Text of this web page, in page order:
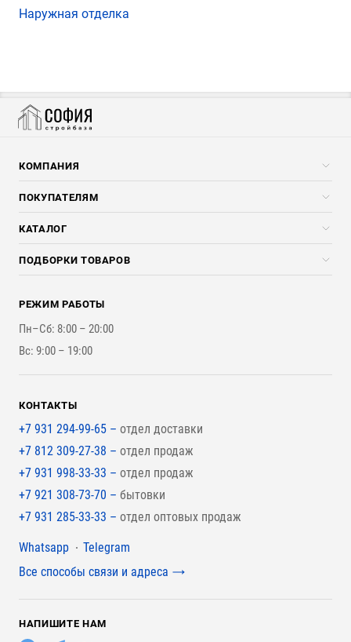
Наружная отделка
КОМПАНИЯ
Компания
Услуги
ПОКУПАТЕЛЯМ
Скидки стройкомпаниям
Доставка и разгрузка
Оплата и Возврат
Наши работы
КАТАЛОГ
Погонажные изделия
Брикеты, Дрова, Стружка
Стройматериалы
Инструменты
ПОДБОРКИ ТОВАРОВ
Для бутерброда стены
Для наружной отделки
Для покрытия крыши
РЕЖИМ РАБОТЫ
Пн–Сб: 8:00 – 20:00
Вс: 9:00 – 19:00
КОНТАКТЫ
+7 931 294-99-65 – отдел доставки
+7 812 309-27-38 – отдел продаж
+7 931 998-33-33 – отдел продаж
+7 921 308-73-70 – бытовки
+7 931 285-33-33 – отдел оптовых продаж
Мессенджеры
Whatsapp
Telegram
Все способы связи и адреса
НАПИШИТЕ НАМ